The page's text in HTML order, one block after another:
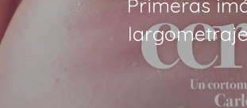
Primeras